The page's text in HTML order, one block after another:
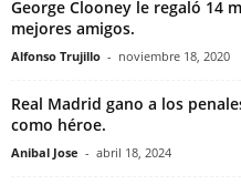
George Clooney le regaló 14
mejores amigos.
Alfonso Trujillo - noviembre 18, 2020
Real Madrid gano a los
como héroe.
Anibal Jose - abril 18, 2024